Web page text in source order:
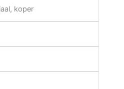
koper